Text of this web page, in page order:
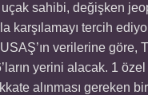
sahibi, değişken
karşılamayı tercih
verilerine göre,
yerini alacak. 1
alınması gereken